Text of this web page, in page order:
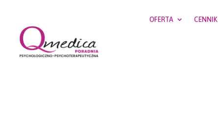
OFERTA CENNIK